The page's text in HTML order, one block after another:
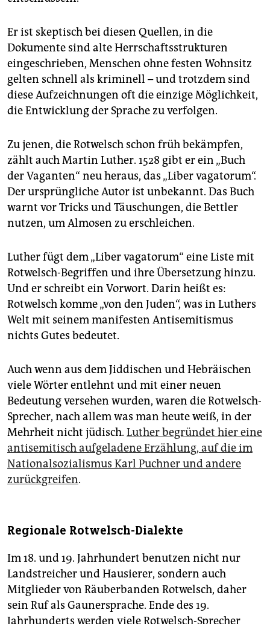
Er ist skeptisch bei diesen Quellen, in die
Dokumente sind alte Herrschaftsstrukturen
eingeschrieben, Menschen ohne festen Wohnsitz
gelten schnell als kriminell – und trotzdem sind
diese Aufzeichnungen oft die einzige Möglichkeit,
die Entwicklung der Sprache zu verfolgen.
Zu jenen, die Rotwelsch schon früh bekämpfen,
zählt auch Martin Luther. 1528 gibt er ein „Buch
der Vaganten“ neu heraus, das „Liber vagatorum“.
Der ursprüngliche Autor ist unbekannt. Das Buch
warnt vor Tricks und Täuschungen, die Bettler
nutzen, um Almosen zu erschleichen.
Luther fügt dem „Liber vagatorum“ eine Liste mit
Rotwelsch-Begriffen und ihre Übersetzung hinzu.
Und er schreibt ein Vorwort. Darin heißt es:
Rotwelsch komme „von den Juden“, was in Luthers
Welt mit seinem manifesten Antisemitismus
nichts Gutes bedeutet.
Auch wenn aus dem Jiddischen und Hebräischen
viele Wörter entlehnt und mit einer neuen
Bedeutung versehen wurden, waren die Rotwelsch-
Sprecher, nach allem was man heute weiß, in der
Mehrheit nicht jüdisch. Luther begründet hier eine
antisemitisch aufgeladene Erzählung, auf die im
Nationalsozialismus Karl Puchner und andere
zurückgreifen.
Regionale Rotwelsch-Dialekte
Im 18. und 19. Jahrhundert benutzen nicht nur
Landstreicher und Hausierer, sondern auch
Mitglieder von Räuberbanden Rotwelsch, daher
sein Ruf als Gaunersprache. Ende des 19.
Jahrhunderts werden viele Rotwelsch-Sprecher